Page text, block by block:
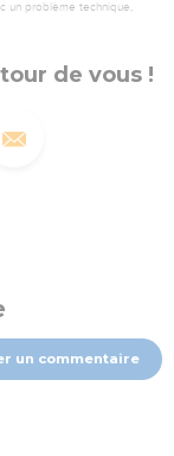
un problème technique,
de vous !
un commentaire